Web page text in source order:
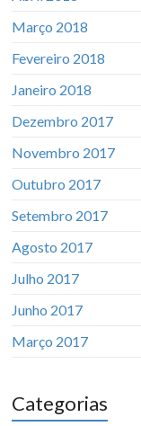
Março 2018
Fevereiro 2018
Janeiro 2018
Dezembro 2017
Novembro 2017
Outubro 2017
Setembro 2017
Agosto 2017
Julho 2017
Junho 2017
Março 2017
Categorias